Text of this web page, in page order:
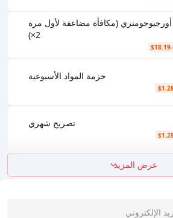
194+48 أورجيوجومتري (مكافأة مضاعفة لأول مرة
2×)
-$18.19
حزمة المواد الأسبوعية
تصريح شهري
عرض المزيد